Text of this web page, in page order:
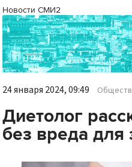
Новости СМИ2
24 января 2024, 09:49
Диетолог
без вреда для